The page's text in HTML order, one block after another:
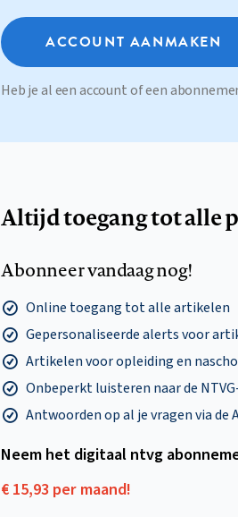
ACCOUNT AANMAKEN
Heb je al een account of een
Altijd toegang tot alle
Abonneer vandaag nog!
Online toegang tot alle artikelen
Gepersonaliseerde alerts voor
Artikelen voor opleiding en
Onbeperkt luisteren naar de
Antwoorden op al je vragen via de
Neem het digitaal ntvg
€ 15,93 per maand!